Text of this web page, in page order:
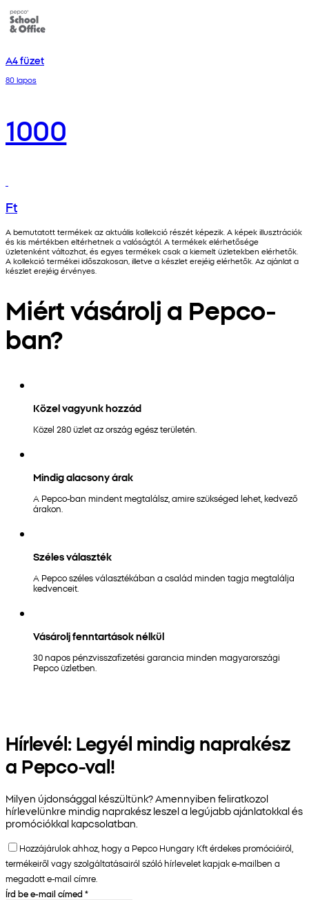
A4 füzet
80 lapos
1000
Ft
A bemutatott termékek az aktuális kollekció részét képezik. A képek illusztrációk
és kis mértékben eltérhetnek a valóságtól. A termékek elérhetősége
üzletenként változhat, és egyes termékek csak a kiemelt üzletekben elérhetők.
A kollekció termékei időszakosan, illetve a készlet erejéig elérhetők. Az ajánlat a
készlet erejéig érvényes.
Miért vásárolj a Pepco-
ban?
Közel vagyunk hozzád
Közel 280 üzlet az ország egész területén.
Mindig alacsony árak
A Pepco-ban mindent megtalálsz, amire szükséged lehet, kedvező
árakon.
Széles választék
A Pepco széles választékában a család minden tagja megtalálja
kedvenceit.
Vásárolj fenntartások nélkül
30 napos pénzvisszafizetési garancia minden magyarországi
Pepco üzletben.
Hírlevél: Legyél mindig naprakész
a Pepco-val!
Milyen újdonsággal készültünk? Amennyiben feliratkozol
hírlevelünkre mindig naprakész leszel a legújabb ajánlatokkal és
promóciókkal kapcsolatban.
Hozzájárulok ahhoz, hogy a Pepco Hungary Kft érdekes promócióiról,
termékeiről vagy szolgáltatásairól szóló hírlevelet kapjak e-mailben a
megadott e-mail címre.
Írd be e-mail címed *